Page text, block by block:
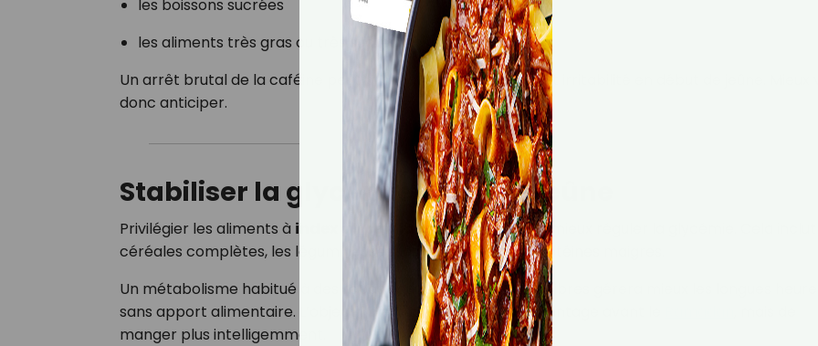
les boissons sucrées
les aliments très gras ou très sucrés
Un arrêt brutal de la caféine peut provoquer maux de tête et irritabilité en début de jeûne. Mieux
donc anticiper.
Stabiliser la glycémie avant le jeûne
Privilégier les aliments à index glycémique baspermet de mieux réguler la glycémie. Cela inclut
céréales complètes, les légumineuses, les légumes et les protéines maigres.
Un métabolisme habitué à des repas équilibrés et riches en fibres gérera mieux les longues heures
sans apport alimentaire. L’objectif n’est pas de manger davantage avant le
manger plus intelligemment.